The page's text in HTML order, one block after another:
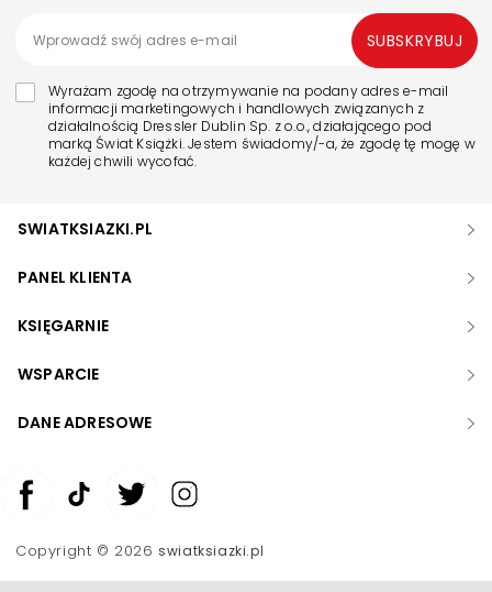
Wyrażam zgodę na otrzymywanie na podany adres e-mail
informacji marketingowych i handlowych związanych z
działalnością Dressler Dublin Sp. z o.o., działającego pod
marką Świat Książki. Jestem świadomy/-a, że zgodę tę mogę w
każdej chwili wycofać.
SUBSKRYBUJ
SWIATKSIAZKI.PL
PANEL KLIENTA
KSIĘGARNIE
WSPARCIE
DANE ADRESOWE
Copyright © 2026swiatksiazki.pl
Zwiększ rozmiar czcionki